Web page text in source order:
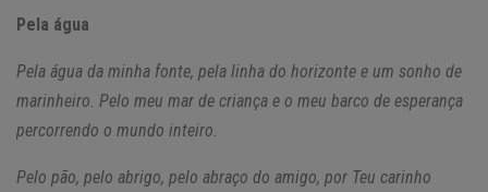
Pela água
Pela água da minha fonte, pela linha do horizonte e um sonho de
marinheiro. Pelo meu mar de criança e o meu barco de esperança
percorrendo o mundo inteiro.
Pelo pão, pelo abrigo, pelo abraço do amigo, por Teu carinho